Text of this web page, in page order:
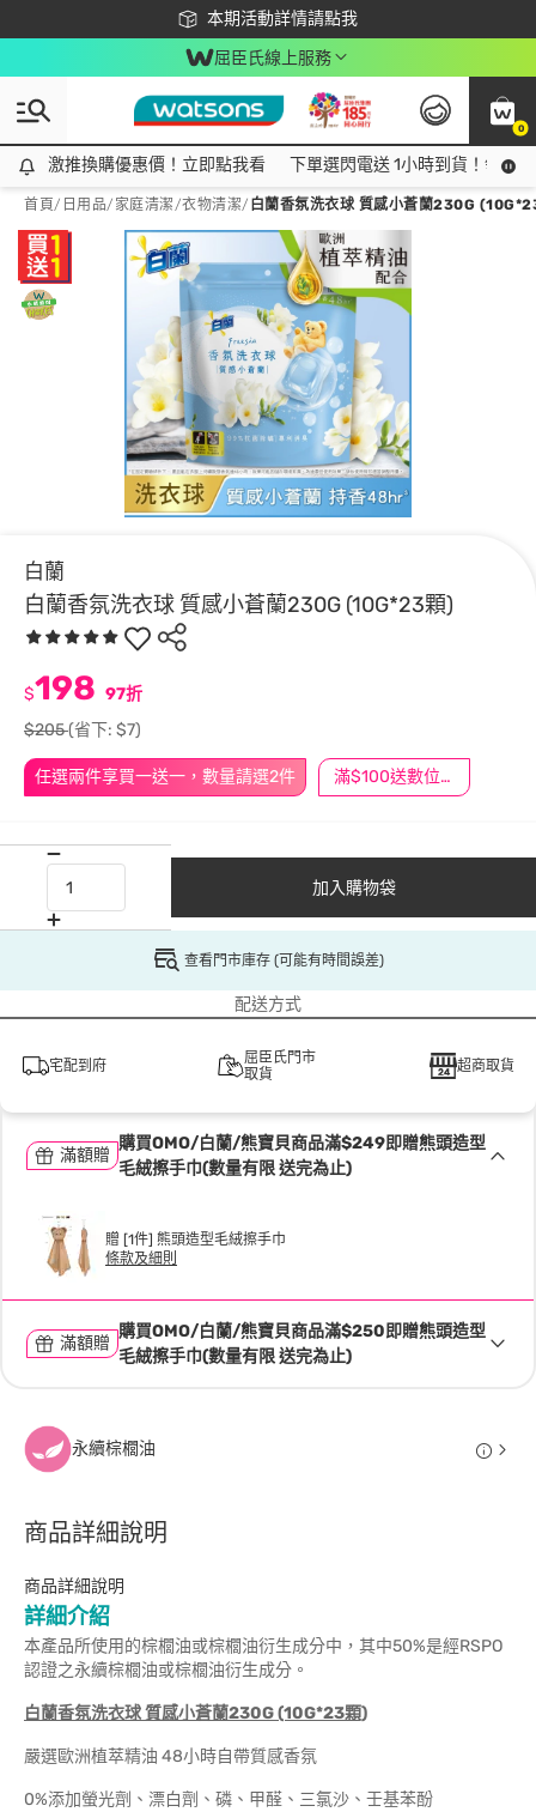
本期活動詳情請點我
下載app最高回饋$350
屈臣氏線上服務
0
激推換購優惠價！立即點我看
激推換購優惠價！立即點我看 下單選閃電送 1小時到貨！領神
首頁/ 日用品/ 家庭清潔/衣物清潔/ 白蘭香氛洗衣球 質感小蒼蘭230G
白蘭
白蘭香氛洗衣球 質感小蒼蘭230G (10G*23顆)
任選兩件享買一送一，數量請選2件 滿$100送數位印花
$198 97折
$205(省下: $7)
加入購物袋
查看門市庫存 (可能有時間誤差)
配送方式
宅配到府
屈臣氏門市
取貨
超商取貨
滿額贈
購買OMO/白蘭/熊寶貝商品滿$249即贈熊頭造型
毛絨擦手巾(數量有限 送完為止)
贈 [1件] 熊頭造型毛絨擦手巾
條款及細則
滿額贈
購買OMO/白蘭/熊寶貝商品滿$250即贈熊頭造型
毛絨擦手巾(數量有限 送完為止)
永續棕櫚油
商品詳細說明
商品詳細說明
詳細介紹
本產品所使用的棕櫚油或棕櫚油衍生成分中，其中50%是經RSPO
認證之永續棕櫚油或棕櫚油衍生成分。
白蘭香氛洗衣球 質感小蒼蘭230G (10G*23顆)
嚴選歐洲植萃精油 48小時自帶質感香氛
0%添加螢光劑、漂白劑、磷、甲醛、三氯沙、壬基苯酚